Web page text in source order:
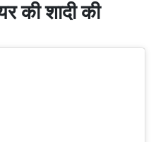
की शादी की